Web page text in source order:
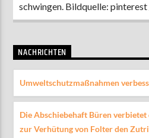
schwingen. Bildquelle:
NACHRICHTEN
Umweltschutzmaßnahmen
Die Abschiebehaft Büren
zur Verhütung von Folter den